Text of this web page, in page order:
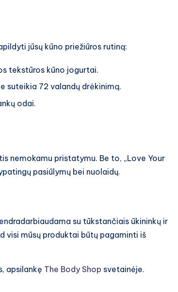
jūsų kūno priežiūros rutiną:
tekstūros kūno jogurtai.
suteikia 72 valandų drėkinimą.
odai.
nemokamu pristatymu. Be to, „Love Your
pasiūlymų bei nuolaidų.
su tūkstančiais ūkininkų ir
visi mūsų produktai būtų pagaminti iš
apsilankę The Body Shop svetainėje.